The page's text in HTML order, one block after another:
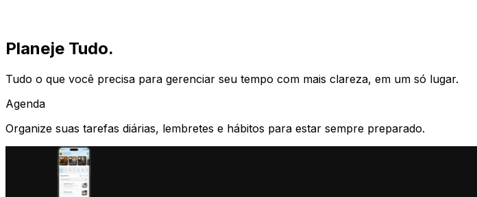
Planeje Tudo.
Tudo o que você precisa para gerenciar seu tempo com mais clareza, em um só lugar.
Agenda
Organize suas tarefas diárias, lembretes e hábitos para estar sempre preparado.